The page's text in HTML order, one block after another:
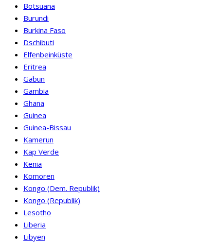
Botsuana
Burundi
Burkina Faso
Dschibuti
Elfenbeinküste
Eritrea
Gabun
Gambia
Ghana
Guinea
Guinea-Bissau
Kamerun
Kap Verde
Kenia
Komoren
Kongo (Dem. Republik)
Kongo (Republik)
Lesotho
Liberia
Libyen